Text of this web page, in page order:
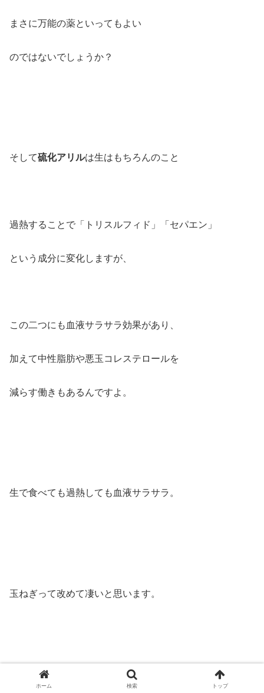
まさに万能の薬といってもよい
のではないでしょうか？
そして硫化アリルは生はもちろんのこと
過熱することで「トリスルフィド」「セパエン」
という成分に変化しますが、
この二つにも血液サラサラ効果があり、
加えて中性脂肪や悪玉コレステロールを
減らす働きもあるんですよ。
生で食べても過熱しても血液サラサラ。
玉ねぎって改めて凄いと思います。
ホーム 検索 トップ